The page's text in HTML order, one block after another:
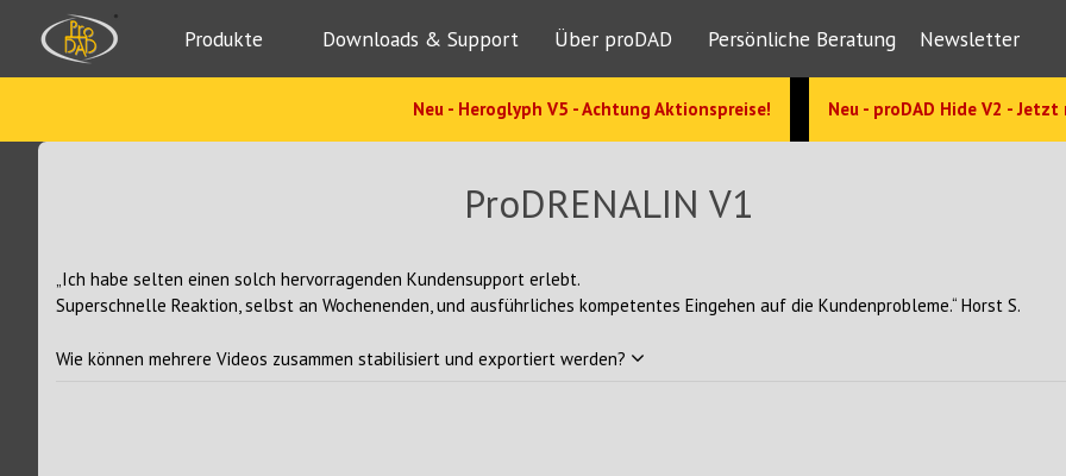
Produkte Downloads & Support Über proDAD Persönliche Beratung Newsletter
Neu - Heroglyph V5 - Achtung Aktionspreise! Neu - proDAD Hide V2 -
ProDRENALIN V1
„Ich habe selten einen solch hervorragenden Kundensupport erlebt.
Superschnelle Reaktion, selbst an Wochenenden, und ausführliches kompetentes Eingehen auf die Kundenprobleme.“ Horst S.
Wie können mehrere Videos zusammen stabilisiert und exportiert werden?